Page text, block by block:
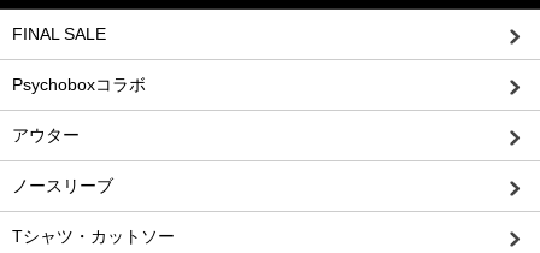
FINAL SALE
Psychoboxコラボ
アウター
ノースリーブ
Tシャツ・カットソー